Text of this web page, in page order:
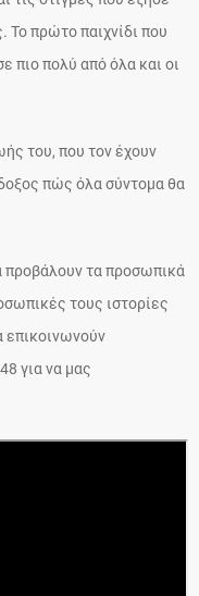
πρώτο παιχνίδι που
πιο πολύ από όλα και οι
του, που τον έχουν
πώς όλα σύντομα θα
προβάλουν τα προσωπικά
τους ιστορίες
για να μας